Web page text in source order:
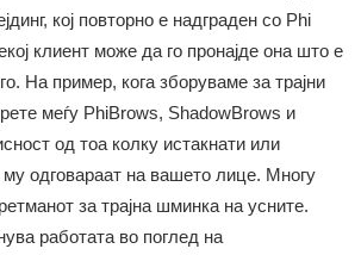
кој повторно е надграден со Phi
клиент може да го пронајде она што е
На пример, кога зборуваме за трајни
меѓу PhiBrows, ShadowBrows и
од тоа колку истакнати или
му одговараат на вашето лице. Многу
за трајна шминка на усните.
работата во поглед на